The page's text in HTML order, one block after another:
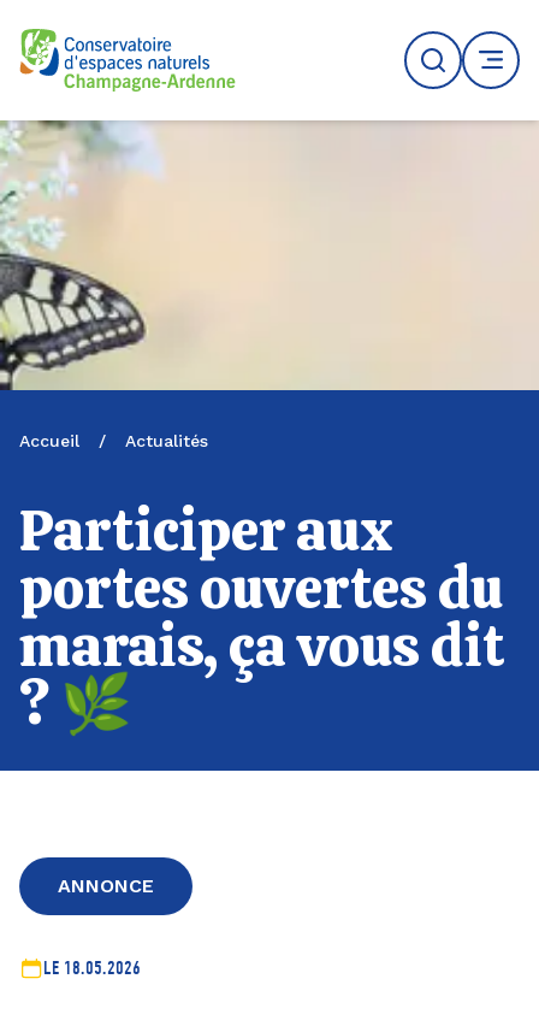
Logo du CENCA
Recherche
MENU
Accueil / Actualités
Participer aux
portes ouvertes du
marais, ça vous dit
? 🌿
ANNONCE
LE 18.05.2026